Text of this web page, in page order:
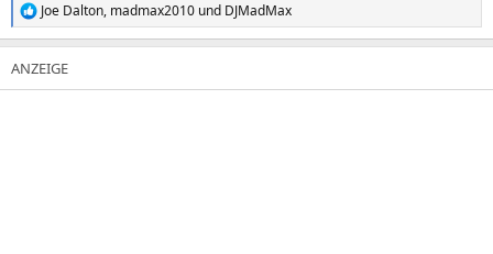
R
e
a
k
t
Joe Dalton, madmax2010 und DJMadMax